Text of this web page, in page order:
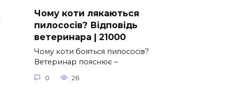
Чому коти лякаються
пилососів? Відповідь
ветеринара | 21000
Чому коти бояться пилососів?
Ветеринар пояснює –
0 26